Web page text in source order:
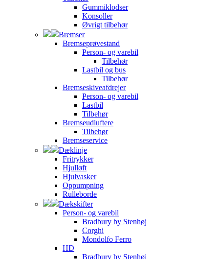
Gummiklodser
Konsoller
Øvrigt tilbehør
Bremser
Bremseprøvestand
Person- og varebil
Tilbehør
Lastbil og bus
Tilbehør
Bremseskiveafdrejer
Person- og varebil
Lastbil
Tilbehør
Bremseudluftere
Tilbehør
Bremseservice
Dæklinje
Fritrykker
Hjulløft
Hjulvasker
Oppumpning
Rulleborde
Dækskifter
Person- og varebil
Bradbury by Stenhøj
Corghi
Mondolfo Ferro
HD
Bradbury by Stenhøj